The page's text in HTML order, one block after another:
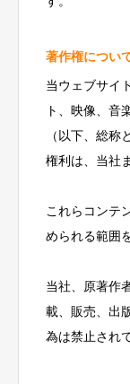
著作権につい
当ウェブサイ
ト、映像、音
（以下、総称
権利は、当社
これらコンテ
められる範囲
当社、原著作
載、販売、出
為は禁止され